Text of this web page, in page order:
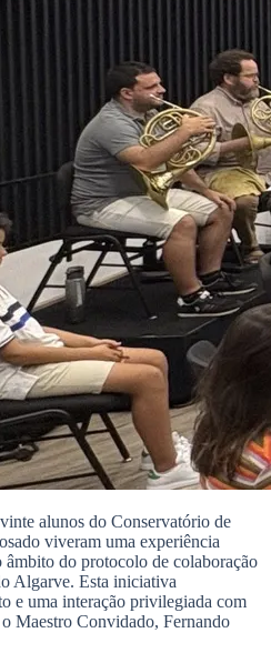
alunos do Conservatório de
viveram uma experiência
do protocolo de colaboração
Algarve. Esta iniciativa
e uma interação privilegiada com
Maestro Convidado, Fernando